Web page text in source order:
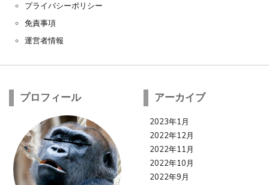
プライバシーポリシー
免責事項
運営者情報
プロフィール アーカイブ
2023年1月
2022年12月
2022年11月
2022年10月
2022年9月